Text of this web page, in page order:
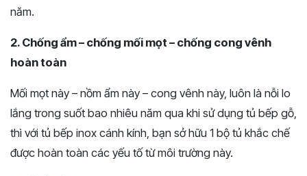
năm.
2. Chống ẩm – chống mối mọt – chống cong vênh
hoàn toàn
Mối mọt này – nồm ẩm này – cong vênh này, luôn là nỗi lo
lắng trong suốt bao nhiêu năm qua khi sử dụng tủ bếp gỗ,
thì với tủ bếp inox cánh kính, bạn sở hữu 1 bộ tủ khắc chế
được hoàn toàn các yếu tố từ môi trường này.